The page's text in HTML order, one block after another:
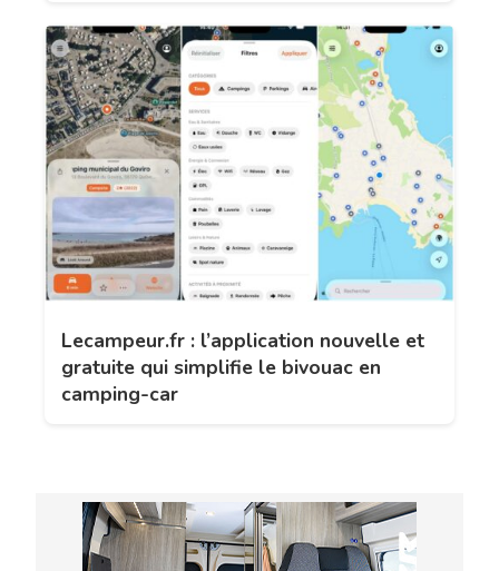
Lecampeur.fr : l’application nouvelle et
gratuite qui simplifie le bivouac en
camping-car